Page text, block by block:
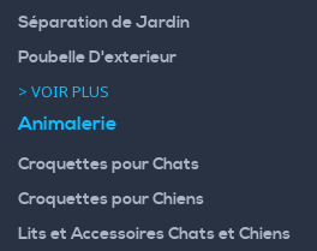
Séparation de Jardin
Poubelle D'exterieur
> VOIR PLUS
Animalerie
Croquettes pour Chats
Croquettes pour Chiens
Lits et Accessoires Chats et Chiens